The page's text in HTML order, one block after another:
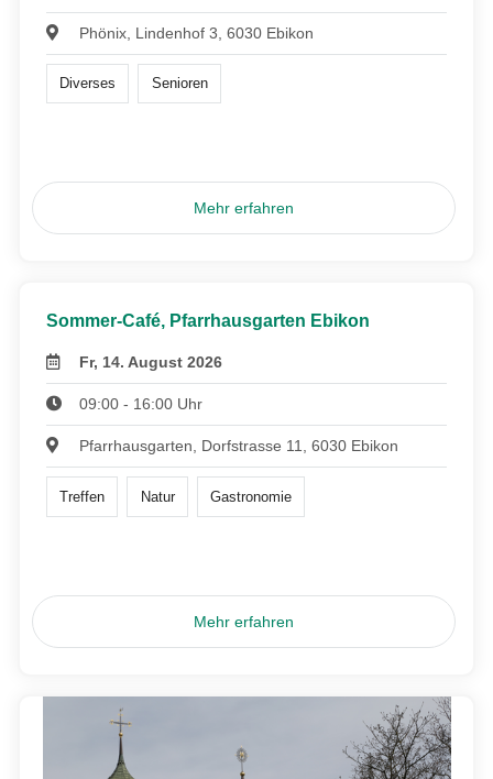
Phönix, Lindenhof 3, 6030 Ebikon
Diverses Senioren
Mehr erfahren
Sommer-Café, Pfarrhausgarten Ebikon
Fr, 14. August 2026
09:00 - 16:00 Uhr
Pfarrhausgarten, Dorfstrasse 11, 6030 Ebikon
Treffen Natur Gastronomie
Mehr erfahren